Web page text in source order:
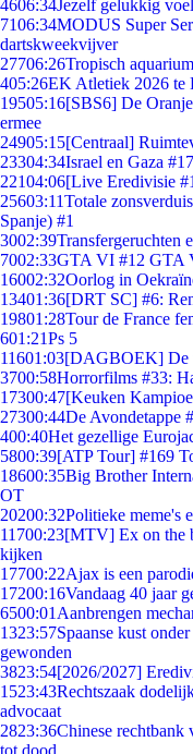
4606:34Jezelf gelukkig
7106:34MODUS Super
dartskweekvijver
27706:26Tropisch
405:26EK Atletiek 2026 te
19505:16[SBS6] De
ermee
24905:15[Centraal]
23304:34Israel en Gaza #17
22104:06[Live Eredivisie
25603:11Totale
Spanje) #1
3002:39Transfergeruchten
7002:33GTA VI #12 GTA
16002:32Oorlog in
13401:36[DRT SC] #6:
19801:28Tour de France
601:21Ps 5
11601:03[DAGBOEK] De
3700:58Horrorfilms #33:
17300:47[Keuken
27300:44De Avondetappe
400:40Het gezellige
5800:39[ATP Tour] #169
18600:35Big Brother
OT
20200:32Politieke meme's
11700:23[MTV] Ex on the
kijken
17700:22Ajax is een
17200:16Vandaag 40 jaar
6500:01 Aanbrengen
1323:57Spaanse kust
gewonden
3823:54[2026/2027]
1523:43Rechtszaak
advocaat
2823:36Chinese rechtbank
tot dood